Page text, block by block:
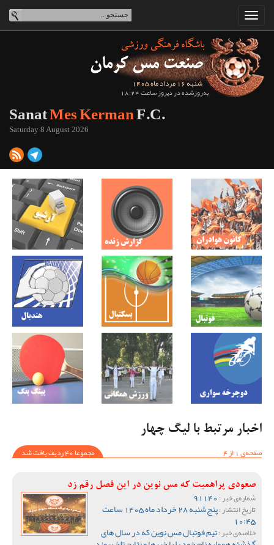
شنبه 16 مرداد ماه 1405
به‌روزشده در دیروز ساعت 18:24
SanatMes KermanF.C.
Saturday 8 August 2026
اخبار مرتبط با لیگ چهار
صفحه‌ی 1 از 4
مجموعا 40 ردیف یافت شد
صعودی پراهمیت که مس نوین در این فصل رقم زد
شماره‌ی خبر :
تاریخ انتشار : پنج‌شنبه 28 خرداد ماه 1405 ساعت
10:45
خلاصه‌ی خبر :تیم فوتبال مس نوین که در سال های